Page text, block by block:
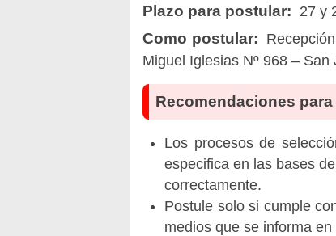
Plazo para postular: 27 y
Como postular:
Miguel Iglesias Nº 968 –
Recomendaciones
Los procesos de
especifica en las bases
correctamente.
Postule solo si cumple
medios que se informa